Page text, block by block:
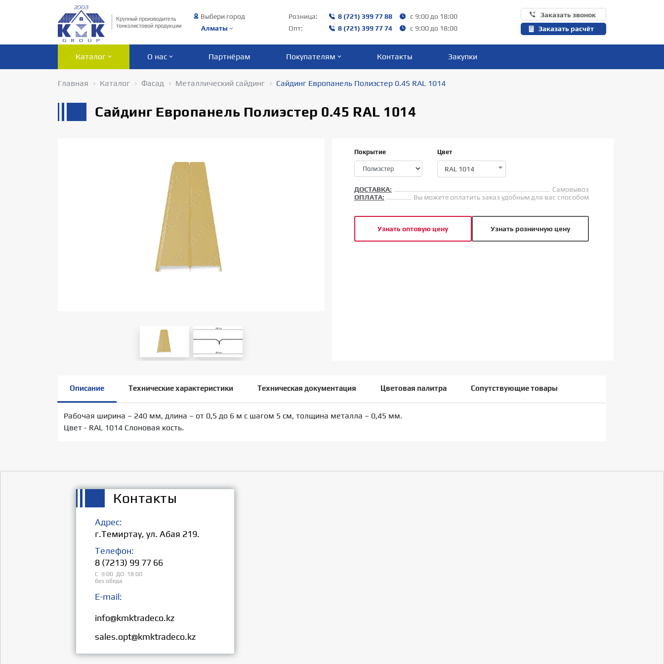
Крупный производитель
тонколистовой продукции
Выбери город
Алматы
Розница: 8 (721) 399 77 88
с 9:00 до 18:00
Опт:
8 (721) 399 77 74 с 9:00 до 18:00
Заказать звонок
Заказать расчёт
Каталог О нас Партнёрам Покупателям Контакты Закупки
Главная Каталог Фасад Металлический сайдинг Сайдинг Европанель Полиэстер 0.45 RAL 1014
Сайдинг Европанель Полиэстер 0.45 RAL 1014
Покрытие Цвет
RAL 1014
ДОСТАВКА:
Самовывоз
ОПЛАТА:
Вы можете оплатить заказ удобным для вас способом
Узнать оптовую цену Узнать розничную цену
Описание Технические характеристики Техническая документация Цветовая палитра Сопутствующие товары
Рабочая ширина – 240 мм, длина – от 0,5 до 6 м с шагом 5 см, толщина металла – 0,45 мм.
Цвет - RAL 1014 Слоновая кость.
Контакты
Адрес:
г.Темиртау, ул. Абая 219.
Телефон:
8 (7213) 99 77 66
С 9:00 ДО 18:00
без обеда
E-mail:
info@kmktradeco.kz
sales.opt@kmktradeco.kz